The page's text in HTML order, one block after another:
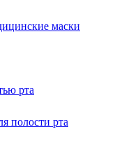
маски
рта
полости рта